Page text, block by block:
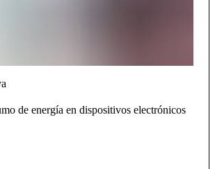
de energía en dispositivos electrónicos